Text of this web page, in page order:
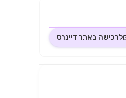
לרכישה באתר דיינרס